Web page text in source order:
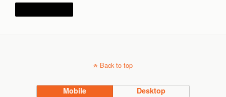
Back to top
Mobile Desktop